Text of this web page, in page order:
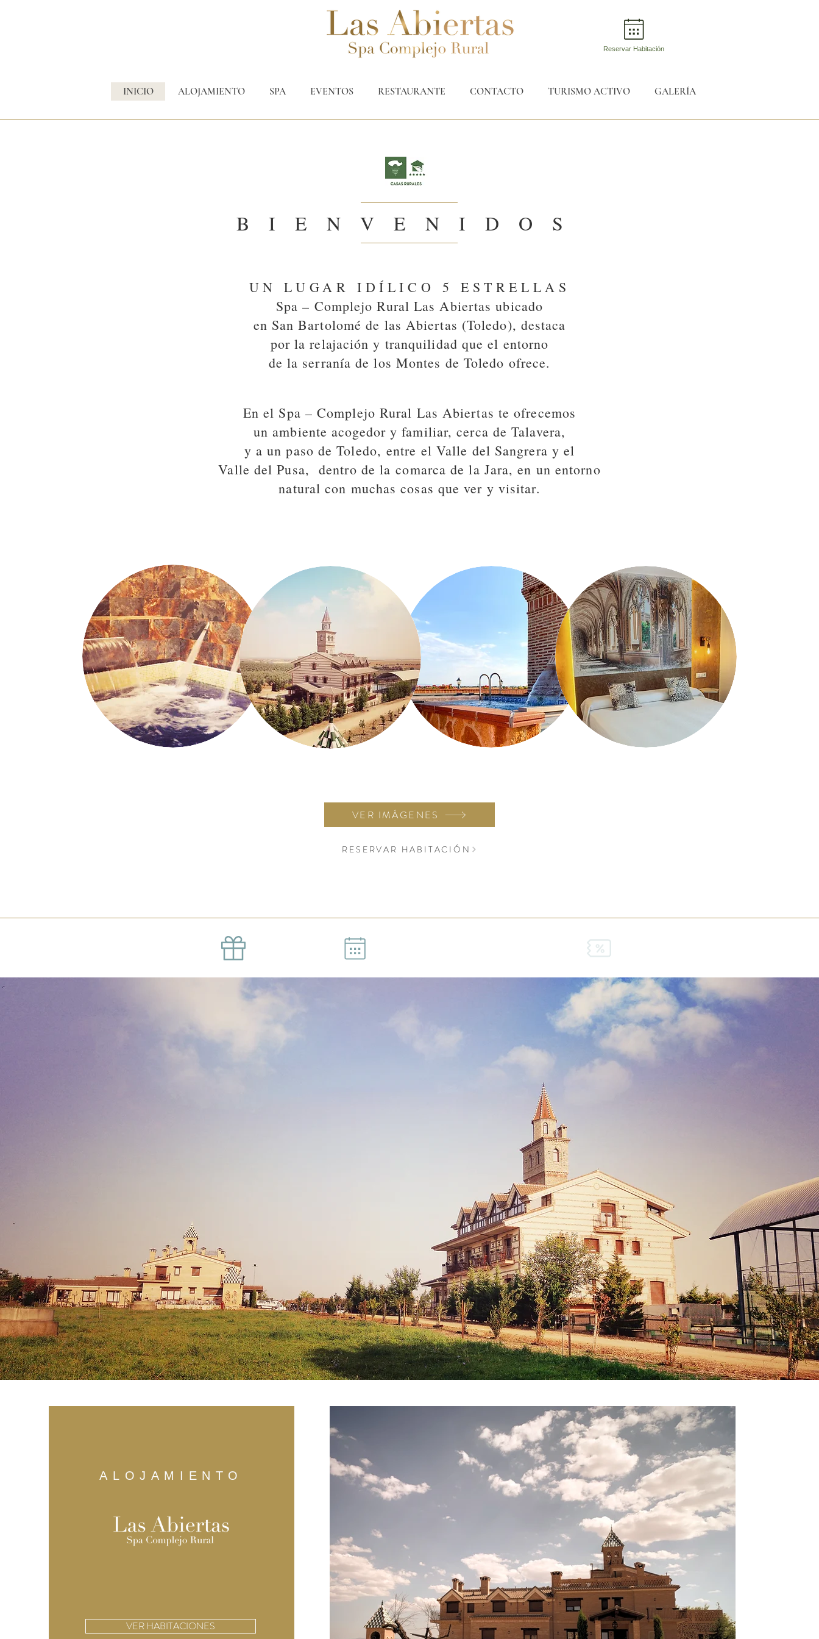
Reservar Habitación
INICIO ALOJAMIENTO SPA EVENTOS RESTAURANTE CONTACTO TURISMO ACTIVO GALERÍA
BIENVENIDOS
UN LUGAR IDÍLICO 5 ESTRELLAS
Spa – Complejo Rural Las Abiertas ubicado
en San Bartolomé de las Abiertas (Toledo), destaca
por la relajación y tranquilidad que el entorno
de la serranía de los Montes de Toledo ofrece.
En el Spa – Complejo Rural Las Abiertas te ofrecemos
un ambiente acogedor y familiar, cerca de Talavera,
y a un paso de Toledo,entre el Valle del Sangrera y el
Valle del Pusa,dentro de lacomarca de la Jara, en un entorno
natural con muchascosas que ver y visitar.
VER IMÁGENES
RESERVAR HABITACIÓN
ALOJAMIENTO
VER HABITACIONES